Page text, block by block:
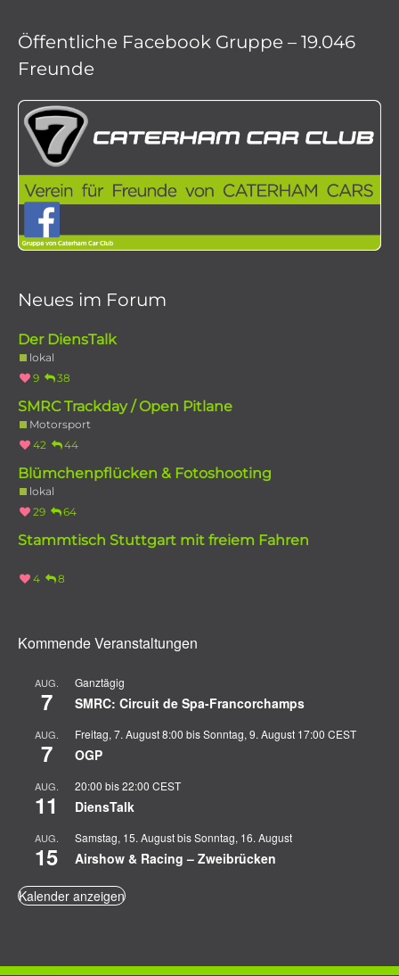
Öffentliche Facebook Gruppe – 19.046
Freunde
Neues im Forum
Der DiensTalk
lokal
9 38
SMRC Trackday / Open Pitlane
Motorsport
42 44
Blümchenpflücken & Fotoshooting
lokal
29 64
Stammtisch Stuttgart mit freiem Fahren
4 8
Kommende Veranstaltungen
AUG.
7
Ganztägig
SMRC: Circuit de Spa-Francorchamps
AUG.
7
Freitag, 7. August 8:00 bisSonntag, 9. August 17:00 CEST
OGP
AUG.
11
20:00 bis22:00 CEST
DiensTalk
AUG.
15
Samstag, 15. AugustbisSonntag, 16. August
Airshow & Racing – Zweibrücken
Kalender anzeigen